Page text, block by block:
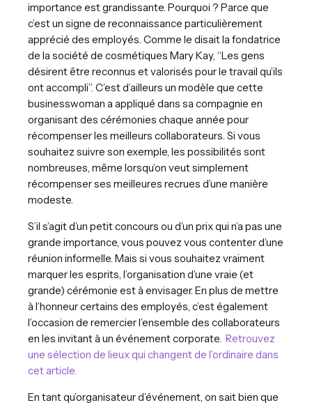
importance est grandissante. Pourquoi ? Parce que
c’est un signe de reconnaissance particulièrement
apprécié des employés. Comme le disait la fondatrice
de la société de cosmétiques Mary Kay, “Les gens
désirent être reconnus et valorisés pour le travail qu’ils
ont accompli”. C’est d’ailleurs un modèle que cette
businesswoman a appliqué dans sa compagnie en
organisant des cérémonies chaque année pour
récompenser les meilleurs collaborateurs. Si vous
souhaitez suivre son exemple, les possibilités sont
nombreuses, même lorsqu’on veut simplement
récompenser ses meilleures recrues d’une manière
modeste.
S’il s’agit d’un petit concours ou d’un prix qui n’a pas une
grande importance, vous pouvez vous contenter d’une
réunion informelle. Mais si vous souhaitez vraiment
marquer les esprits, l’organisation d’une vraie (et
grande) cérémonie est à envisager. En plus de mettre
à l’honneur certains des employés, c’est également
l’occasion de remercier l’ensemble des collaborateurs
en les invitant à un événement corporate. Retrouvez
une sélection de lieux qui changent de l’ordinaire dans
cet article.
En tant qu’organisateur d’événement, on sait bien que